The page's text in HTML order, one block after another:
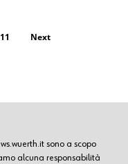
11 Next
sono a scopo
alcuna responsabilità